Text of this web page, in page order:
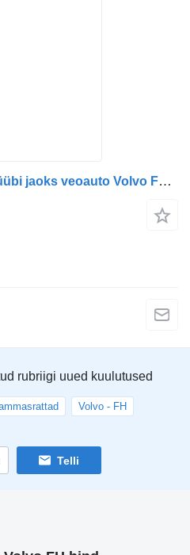
Nukkvõlli hammasratas tüübi jaoks veoauto Volvo FH FM
rubriigi uued kuulutused
Volvo - FH
Telli